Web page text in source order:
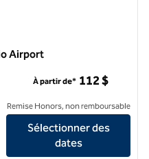
Airport
Inn by Hilton Ontario Airport
À partir de* 112 $
Remise Honors, non remboursable
Sélectionner des
dates